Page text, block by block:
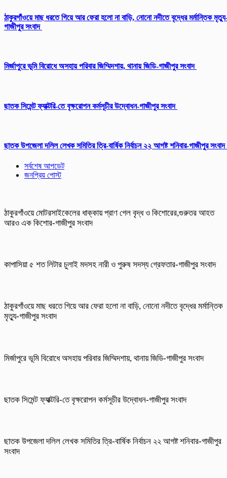
ঠাকুরগাঁওয়ে মাছ ধরতে গিয়ে আর ফেরা হলো না বাড়ি, নোনো নদীতে বৃদ্ধের মর্মান্তিক
গাজীপুর সংবাদ
মির্জাপুরে ভূমি বিরোধে অসহায় পরিবার জিম্মিদশায়, থানায় জিডি-গাজীপুর সংবাদ
ছাতক সিমেন্ট ফ্যাক্টরি-তে বৃক্ষরোপন কর্মসূচীর উদ্বোধন-গাজীপুর সংবাদ
ছাতক উপজেলা দলিল লেখক সমিতির ত্রি-বার্ষিক নির্বাচন ২২ আগষ্ট শনিবার-গাজীপুর সংবাদ
সর্বশেষ আপডেট
জনপ্রিয় পোস্ট
ঠাকুরগাঁওয়ে মোটরসাইকেলের ধাক্কায় প্রাণ গেল বৃদ্ধ ও কিশোরের,গুরুতর আহত
আরও এক কিশোর-গাজীপুর সংবাদ
কাপাসিয়া ৫ শত লিটার চুলাই মদসহ নারী ও পুরুষ সদস্য গ্রেফতার-গাজীপুর সংবাদ
ঠাকুরগাঁওয়ে মাছ ধরতে গিয়ে আর ফেরা হলো না বাড়ি, নোনো নদীতে বৃদ্ধের মর্মান্তিক
মৃত্যু-গাজীপুর সংবাদ
মির্জাপুরে ভূমি বিরোধে অসহায় পরিবার জিম্মিদশায়, থানায় জিডি-গাজীপুর সংবাদ
ছাতক সিমেন্ট ফ্যাক্টরি-তে বৃক্ষরোপন কর্মসূচীর উদ্বোধন-গাজীপুর সংবাদ
ছাতক উপজেলা দলিল লেখক সমিতির ত্রি-বার্ষিক নির্বাচন ২২ আগষ্ট শনিবার-গাজীপুর
সংবাদ